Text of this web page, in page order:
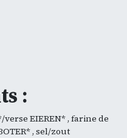
:
EIEREN* , farine de
, sel/zout